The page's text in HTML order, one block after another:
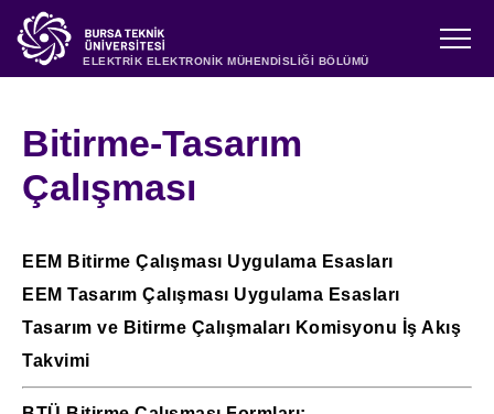
ELEKTRİK ELEKTRONİK MÜHENDİSLİĞİ BÖLÜMÜ
Bitirme-Tasarım
Çalışması
EEM Bitirme Çalışması Uygulama Esasları
EEM Tasarım Çalışması Uygulama Esasları
Tasarım ve Bitirme Çalışmaları Komisyonu İş Akış
Takvimi